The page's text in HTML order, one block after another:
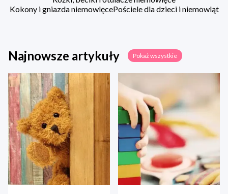
Kokony i gniazda niemowlęcePościele dla dzieci i niemowląt
Najnowsze artykuły Pokaż wszystkie